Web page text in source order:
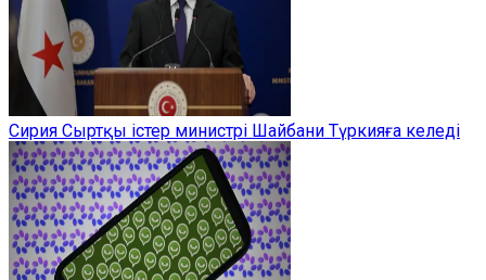
Сирия Сыртқы істер министрі Шайбани Түркияға келеді